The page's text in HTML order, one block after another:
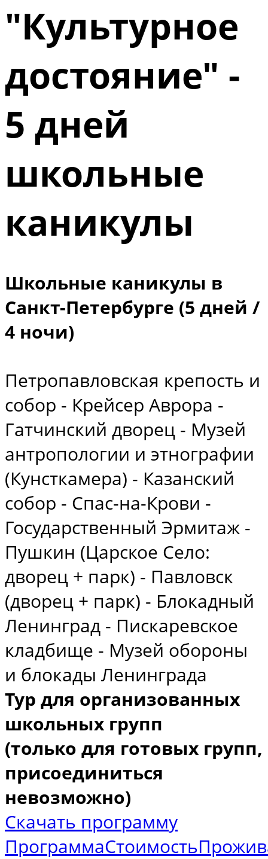
"Культурное
достояние" -
5 дней
школьные
каникулы
Школьные каникулы в
Санкт-Петербурге (5 дней /
4 ночи)
Петропавловская крепость и
собор - Крейсер Аврора -
Гатчинский дворец - Музей
антропологии и этнографии
(Кунсткамера) - Казанский
собор - Спас-на-Крови -
Государственный Эрмитаж -
Пушкин (Царское Село:
дворец + парк) - Павловск
(дворец + парк) - Блокадный
Ленинград - Пискаревское
кладбище - Музей обороны
и блокады Ленинграда
Тур для организованных
школьных групп
(только для готовых групп,
присоединиться
невозможно)
Скачать программу
ПрограммаСтоимость